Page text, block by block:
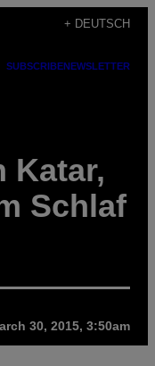
+ DEUTSCH
SUBSCRIBENEWSLETTER
Katar,
Schlaf
30, 2015, 3:50am